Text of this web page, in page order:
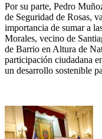
Por su parte, Pedro
de Seguridad de Rosas,
importancia de sumar a
Morales, vecino de
de Barrio en Altura de
participación ciudadana
un desarrollo sostenible